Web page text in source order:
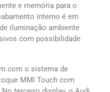
e memória para o
interno é em
iluminação ambiente
com possibilidade
com o sistema de
MMI Touch com